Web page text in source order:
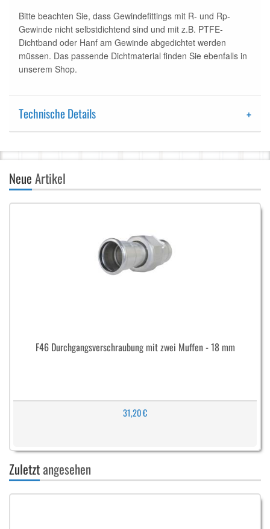
Bitte beachten Sie, dass Gewindefittings mit R- und Rp-
Gewinde nicht selbstdichtend sind und mit z.B. PTFE-
Dichtband oder Hanf am Gewinde abgedichtet werden
müssen. Das passende Dichtmaterial finden Sie ebenfalls in
unserem Shop.
Technische Details
NeueArtikel
F46 Durchgangsverschraubung mit zwei Muffen - 18 mm
31,20 €
Zuletztangesehen